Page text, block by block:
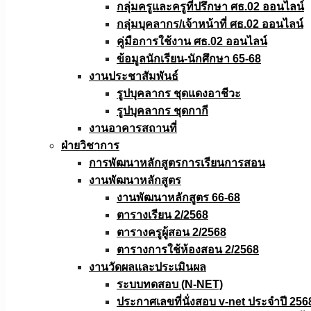
กลุ่มครูและครูที่ปรึกษา ศธ.02 ออนไลน์
กลุ่มบุคลากร/เจ้าหน้าที่ ศธ.02 ออนไลน์
คู่มือการใช้งาน ศธ.02 ออนไลน์
ข้อมูลนักเรียน-นักศึกษา 65-68
งานประชาสัมพันธ์
รูปบุคลากร ชุดแดงอาชีวะ
รูปบุคลากร ชุดกากี
งานอาคารสถานที่
ฝ่ายวิชาการ
การพัฒนาหลักสูตรการเรียนการสอน
งานพัฒนาหลักสูตร
งานพัฒนาหลักสูตร 66-68
ตารางเรียน 2/2568
ตารางครูผู้สอน 2/2568
ตารางการใช้ห้องสอน 2/2568
งานวัดผลเเละประเมินผล
ระบบทดสอบ (N-NET)
ประกาศเลขที่นั่งสอบ v-net ประจำปี